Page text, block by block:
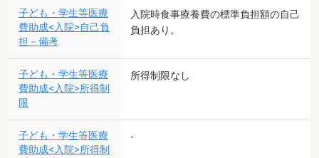
子ども・学生等医療
費助成<入院>自己負
担－備考
入院時食事療養費の標準負担額の自己
負担あり。
子ども・学生等医療
費助成<入院>所得制
限
所得制限なし
子ども・学生等医療
費助成<入院>所得制
-